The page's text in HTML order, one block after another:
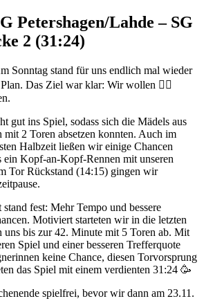
Petershagen/Lahde – SG
2 (31:24)
Sonntag stand für uns endlich mal wieder
Das Ziel war klar: Wir wollen ✌🏼
gut ins Spiel, sodass sich die Mädels aus
2 Toren absetzen konnten. Auch im
Halbzeit ließen wir einige Chancen
ein Kopf-an-Kopf-Rennen mit unseren
Tor Rückstand (14:15) gingen wir
fest: Mehr Tempo und bessere
Motiviert starteten wir in die letzten
uns bis zur 42. Minute mit 5 Toren ab. Mit
Spiel und einer besseren Trefferquote
keine Chance, diesen Torvorsprung
das Spiel mit einem verdienten 31:24 🥳
spielfrei, bevor wir dann am 23.11.